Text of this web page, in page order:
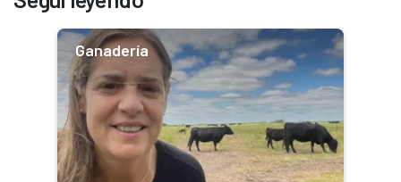
Ganadería